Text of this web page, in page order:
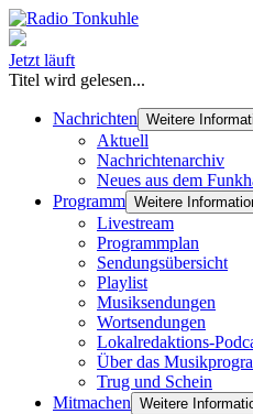
Jetzt läuft
Titel wird gelesen...
Nachrichten Weitere
Aktuell
Nachrichtenarchiv
Neues aus dem
Programm Weitere
Livestream
Programmplan
Sendungsübersicht
Playlist
Musiksendungen
Wortsendungen
Lokalredaktions-
Über das
Trug und Schein
Mitmachen Weitere